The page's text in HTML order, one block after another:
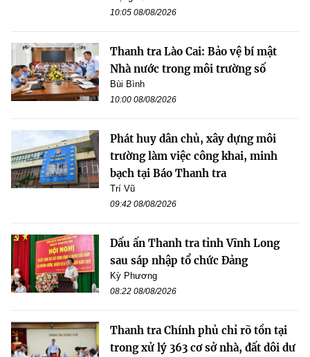
10:05 08/08/2026
Thanh tra Lào Cai: Bảo vệ bí mật
Nhà nước trong môi trường số
Bùi Bình
10:00 08/08/2026
Phát huy dân chủ, xây dựng môi
trường làm việc công khai, minh
bạch tại Báo Thanh tra
Trí Vũ
09:42 08/08/2026
Dấu ấn Thanh tra tỉnh Vĩnh Long
sau sáp nhập tổ chức Đảng
Kỳ Phương
08:22 08/08/2026
Thanh tra Chính phủ chỉ rõ tồn tại
trong xử lý 363 cơ sở nhà, đất dôi dư